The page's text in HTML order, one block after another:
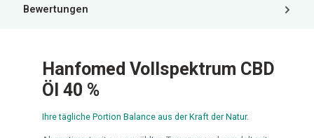
Bewertungen
Hanfomed Vollspektrum CBD
Öl 40 %
Ihre tägliche Portion Balance aus der Kraft der Natur.